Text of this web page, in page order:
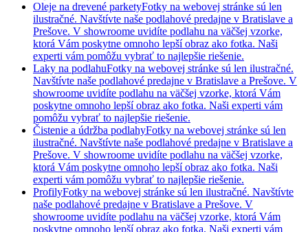
Oleje na drevené parketyFotky na webovej stránke sú len
ilustračné. Navštívte naše podlahové predajne v Bratislave a
Prešove. V showroome uvidíte podlahu na väčšej vzorke,
ktorá Vám poskytne omnoho lepší obraz ako fotka. Naši
experti vám pomôžu vybrať to najlepšie riešenie.
Laky na podlahuFotky na webovej stránke sú len ilustračné.
Navštívte naše podlahové predajne v Bratislave a Prešove. V
showroome uvidíte podlahu na väčšej vzorke, ktorá Vám
poskytne omnoho lepší obraz ako fotka. Naši experti vám
pomôžu vybrať to najlepšie riešenie.
Čistenie a údržba podlahyFotky na webovej stránke sú len
ilustračné. Navštívte naše podlahové predajne v Bratislave a
Prešove. V showroome uvidíte podlahu na väčšej vzorke,
ktorá Vám poskytne omnoho lepší obraz ako fotka. Naši
experti vám pomôžu vybrať to najlepšie riešenie.
ProfilyFotky na webovej stránke sú len ilustračné. Navštívte
naše podlahové predajne v Bratislave a Prešove. V
showroome uvidíte podlahu na väčšej vzorke, ktorá Vám
poskytne omnoho lepší obraz ako fotka. Naši experti vám